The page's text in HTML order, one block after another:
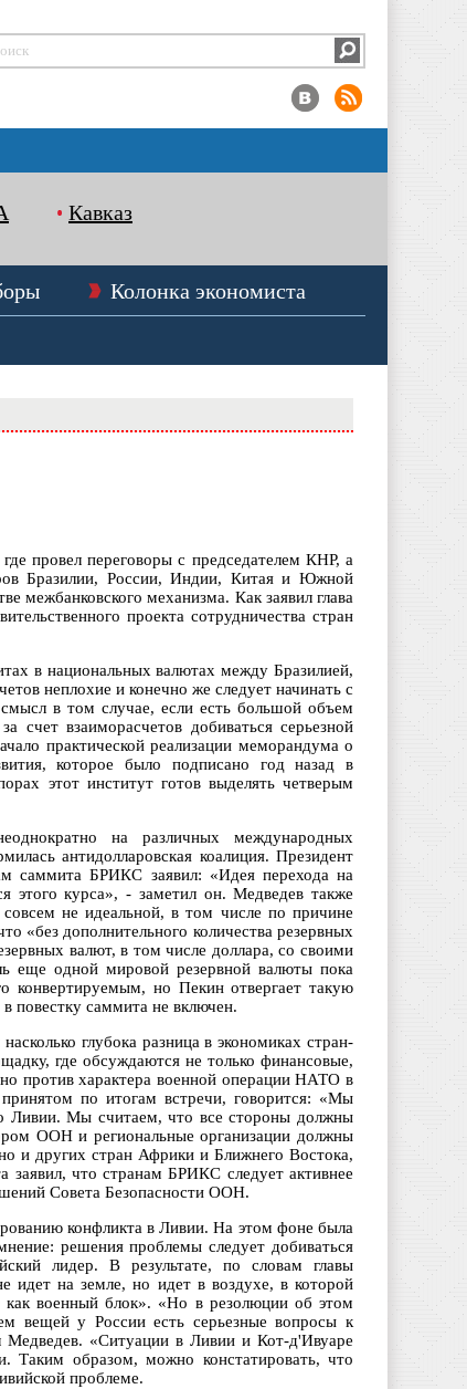
Кавказ
Колонка экономиста
провел переговоры с председателем КНР, а
Бразилии, России, Индии, Китая и Южной
межбанковского механизма. Как заявил глава
проекта сотрудничества стран
в национальных валютах между Бразилией,
неплохие и конечно же следует начинать с
в том случае, если есть большой объем
счет взаиморасчетов добиваться серьезной
практической реализации меморандума о
которое было подписано год назад в
этот институт готов выделять четверым
на различных международных
антидолларовская коалиция. Президент
саммита БРИКС заявил: «Идея перехода на
этого курса», - заметил он. Медведев также
не идеальной, в том числе по причине
«без дополнительного количества резервных
валют, в том числе доллара, со своими
еще одной мировой резервной валюты пока
конвертируемым, но Пекин отвергает такую
саммита не включен.
глубока разница в экономиках стран-
где обсуждаются не только финансовые,
против характера военной операции НАТО в
по итогам встречи, говорится: «Мы
Ливии. Мы считаем, что все стороны должны
ООН и региональные организации должны
и других стран Африки и Ближнего Востока,
что странам БРИКС следует активнее
Совета Безопасности ООН.
конфликта в Ливии. На этом фоне была
решения проблемы следует добиваться
лидер. В результате, по словам главы
идет на земле, но идет в воздухе, в которой
военный блок». «Но в резолюции об этом
вещей у России есть серьезные вопросы к
«Ситуации в Ливии и Кот-д'Ивуаре
Таким образом, можно констатировать, что
проблеме.